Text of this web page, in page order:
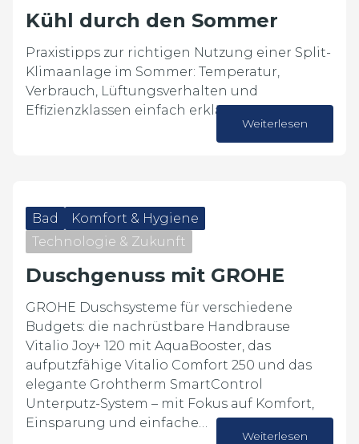
Kühl durch den Sommer
Praxistipps zur richtigen Nutzung einer Split-
Klimaanlage im Sommer: Temperatur,
Verbrauch, Lüftungsverhalten und
Effizienzklassen einfach erklärt.
Weiterlesen
Bad
Komfort & Hygiene
Technologie & Zukunft
Duschgenuss mit GROHE
GROHE Duschsysteme für verschiedene
Budgets: die nachrüstbare Handbrause
Vitalio Joy+ 120 mit AquaBooster, das
aufputzfähige Vitalio Comfort 250 und das
elegante Grohtherm SmartControl
Unterputz-System – mit Fokus auf Komfort,
Einsparung und einfache…
Weiterlesen